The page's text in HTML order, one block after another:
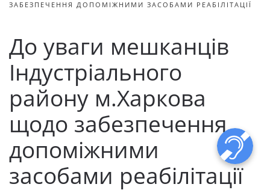
ЗАБЕЗПЕЧЕННЯ ДОПОМІЖНИМИ ЗАСОБАМИ РЕАБІЛІТАЦІЇ
До уваги мешканців
Індустріального
району м.Харкова
щодо забезпечення
допоміжними
засобами реабілітації